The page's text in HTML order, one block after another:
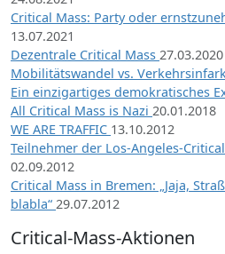
Critical Mass: Party oder
13.07.2021
Dezentrale Critical Mass 27.03.2020
Mobilitätswandel vs.
Ein einzigartiges demokratisches
All Critical Mass is Nazi 20.01.2018
WE ARE TRAFFIC 13.10.2012
Teilnehmer der Los-Angeles-
02.09.2012
Critical Mass in Bremen: „Jaja,
blabla“ 29.07.2012
Critical-Mass-Aktionen